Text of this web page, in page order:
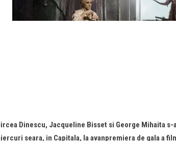
Dinescu, Jacqueline Bisset si George Mihaita
seara, in Capitala, la avanpremiera de gala a